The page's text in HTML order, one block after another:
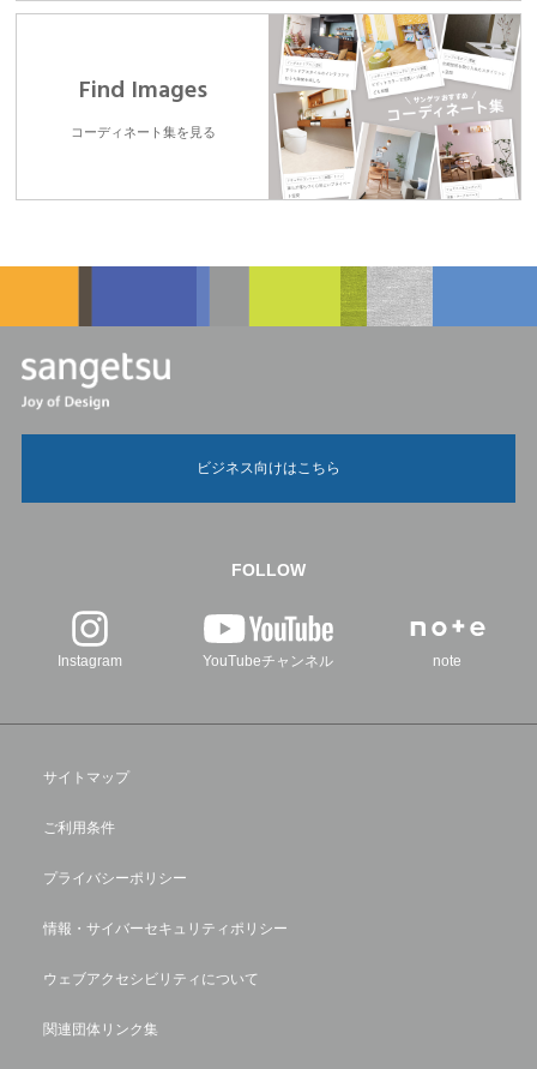
Find Images
コーディネート集を見る
ビジネス向けはこちら
FOLLOW
Instagram YouTubeチャンネル note
サイトマップ
ご利用条件
プライバシーポリシー
情報・サイバーセキュリティポリシー
ウェブアクセシビリティについて
関連団体リンク集